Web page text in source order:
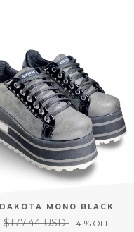
DAKOTA MONO BLACK
$177.44 USD 41% OFF